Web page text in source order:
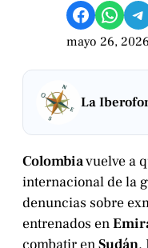
Compartir en Facebook Compartir en WhatsApp Compartir en Telegram
mayo 26, 2026
La
Colombiavuelve a
internacional de la
denuncias sobre
entrenados en